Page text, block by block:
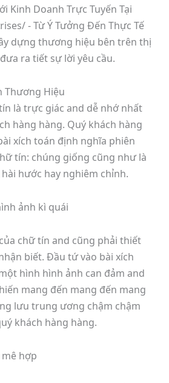
dựng thương hiệu bên trên thị
ra tiết sự lời yêu cầu.
Thương Hiệu
là trực giác and dễ nhớ nhất
hàng hàng. Quý khách hàng
xích toán định nghĩa phiên
tín: chúng giống cũng như là
hước hay nghiêm chỉnh.
ảnh kì quái
chữ tín and cũng phải thiết
biết. Đầu tứ vào bài xích
hình hình ảnh can đảm and
mang đến mang đến mang
lưu trung ương chậm chậm
khách hàng hàng.
hợp